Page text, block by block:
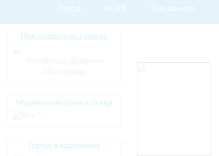
Город ИОГВ Экономика
Председатель города
Муовинони раиси шаҳр
Город в картинках